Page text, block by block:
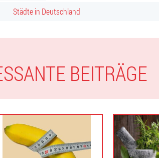
Städte in Deutschland
BEITRÄGE